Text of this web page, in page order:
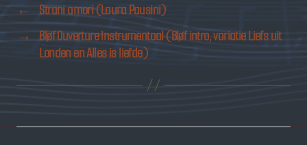
←
Strani amori (Laura Pausini)
→ Bløf Ouverture Instrumentaal (Bløf intro, variatie Liefs uit
Londen en Alles is liefde)